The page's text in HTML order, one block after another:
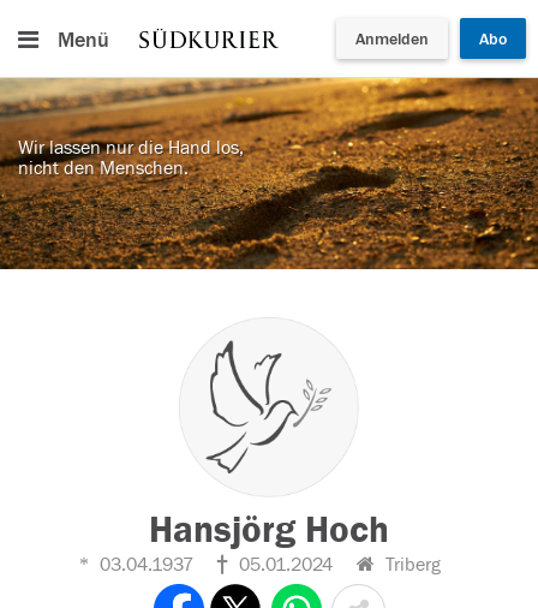
Menü Anmelden Abo
Wir lassen nur die Hand los,
nicht den Menschen.
Hansjörg Hoch
03.04.1937 05.01.2024 Triberg